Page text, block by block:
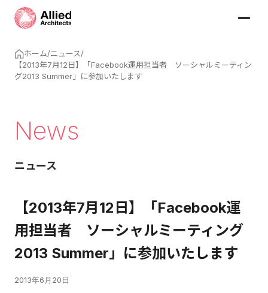
ホーム/ニュース/
【2013年7月12日】「Facebook運用担当者 ソーシャルミーティン
グ2013 Summer」に参加いたします
News
ニュース
【2013年7月12日】「Facebook運
用担当者 ソーシャルミーティング
2013 Summer」に参加いたします
2013年6月20日